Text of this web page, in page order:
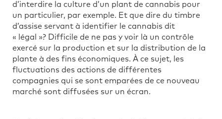
d’interdire la culture d’un plant de cannabis pour
un particulier, par exemple. Et que dire du timbre
d’assise servant à identifier le cannabis dit
« légal »? Difficile de ne pas y voir là un contrôle
exercé sur la production et sur la distribution de la
plante à des fins économiques. À ce sujet, les
fluctuations des actions de différentes
compagnies qui se sont emparées de ce nouveau
marché sont diffusées sur un écran.